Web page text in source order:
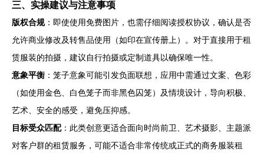
三、实操建议与注意事项
版权合规：即使使用免费图片，也需仔细阅读授权协议，确认是否
允许商业修改及转售品使用（如印在宣传册上）。对于直接用于租
赁服装的拍摄，建议自行拍摄或定制道具以确保唯一性。
意象平衡 ：笼子意象可能引发负面联想，应用中需通过文案、色彩
（如使用金色、白色笼子而非黑色囚笼）及情境设计，导向积极、
艺术、安全的感受，避免压抑感。
目标受众匹配：此类创意更适合面向时尚前卫、艺术摄影、主题派
对客户群的租赁服务，可能不适合非常传统或正式的商务服装租